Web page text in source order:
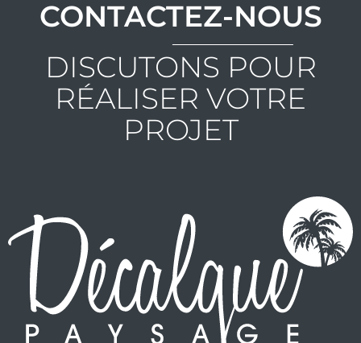
CONTACTEZ-NOUS
DISCUTONS POUR
RÉALISER VOTRE
PROJET